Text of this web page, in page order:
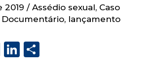
2019 / Assédio sexual, Caso
Documentário, lançamento
F
Li